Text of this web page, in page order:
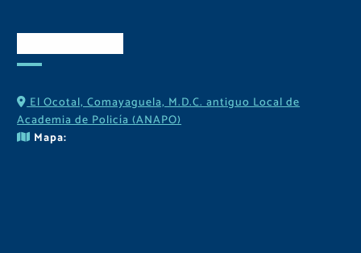
El Ocotal, Comayaguela, M.D.C. antiguo Local de
Academia de Policía (ANAPO)
Mapa: